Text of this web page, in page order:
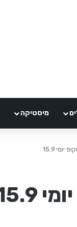
מיסטיקה
יומי 15.9
15.9